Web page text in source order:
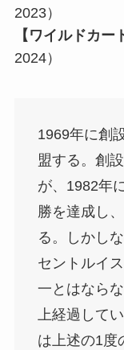
2023）
【ワイルドカー
2024）
1969年に創
盟する。創
が、1982年
勝を達成し
る。しかし
セントルイ
一とはなら
上経過して
は上述の1度